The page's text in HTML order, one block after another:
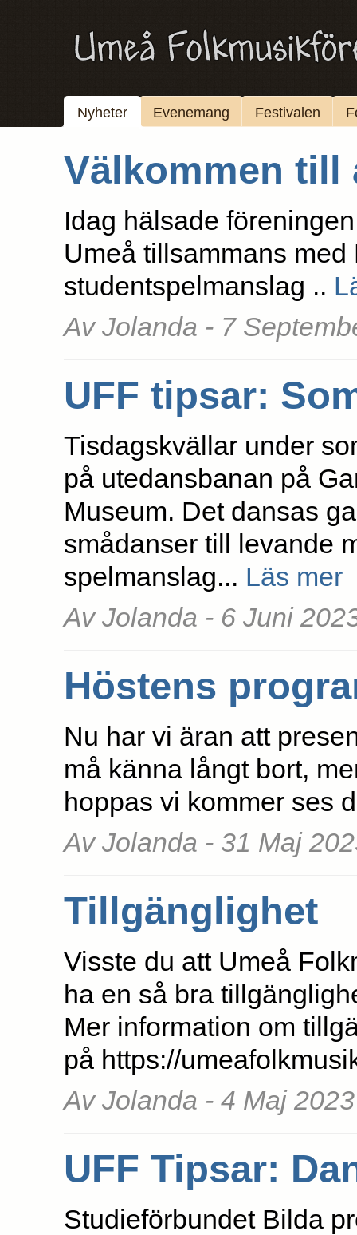
Nyheter Evenemang Festivalen
Välkommen till
Idag hälsade
Umeå tillsammans
studentspelmanslag ..
Av Jolanda - 7
UFF tipsar:
Tisdagskvällar under
på utedansbanan på
Museum. Det dansas
smådanser till levande
spelmanslag... Läs mer
Av Jolanda - 6 Juni
Höstens
Nu har vi äran att
må känna långt bort,
hoppas vi kommer ses
Av Jolanda - 31 Maj
Tillgänglighet
Visste du att Umeå
ha en så bra
Mer information om
på https://
Av Jolanda - 4 Maj 2023
UFF Tipsar:
Studieförbundet Bilda